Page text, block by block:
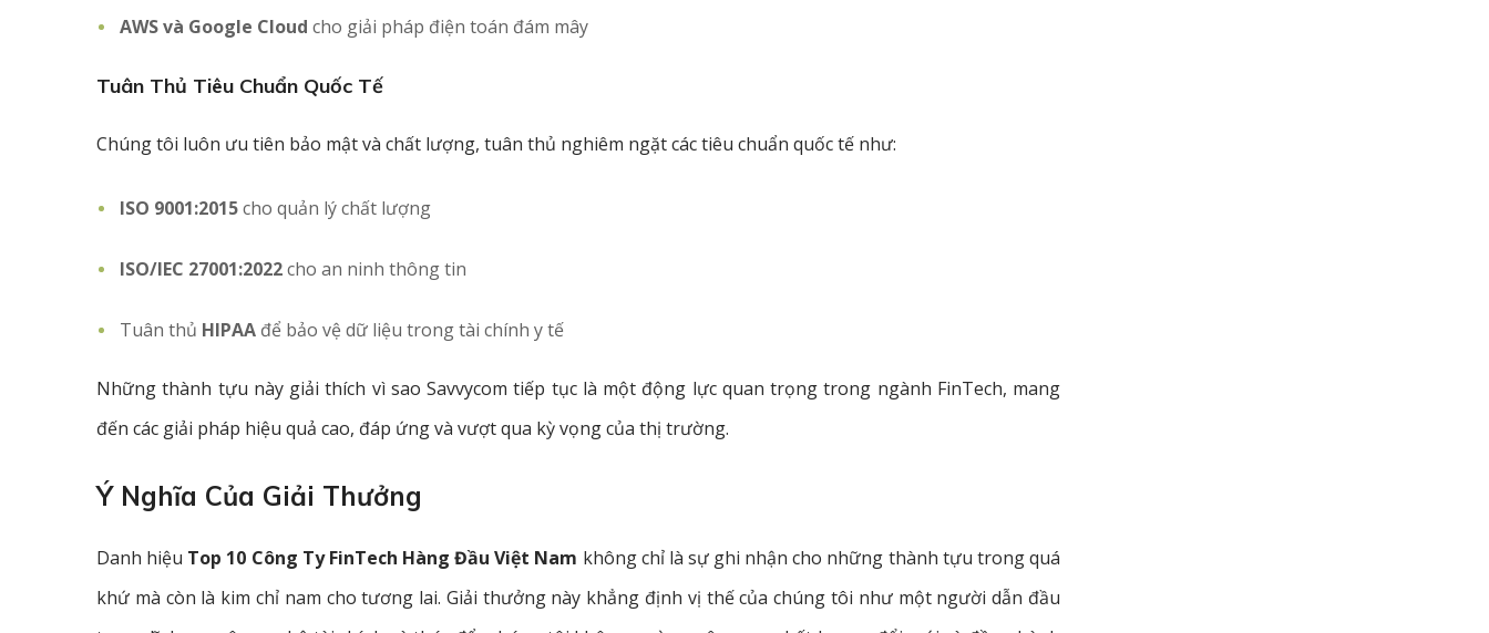
AWS và Google Cloud cho giải pháp điện toán đám mây
Tuân Thủ Tiêu Chuẩn Quốc Tế
Chúng tôi luôn ưu tiên bảo mật và chất lượng, tuân thủ nghiêm ngặt các tiêu chuẩn quốc tế như:
ISO 9001:2015cho quản lý chất lượng
ISO/IEC 27001:2022cho an ninh thông tin
Tuân thủ HIPAA để bảo vệ dữ liệu trong tài chính y tế
Những thành tựu này giải thích vì sao Savvycom tiếp tục là một động lực quan trọng trong ngành FinTech, mang
đến các giải pháp hiệu quả cao, đáp ứng và vượt qua kỳ vọng của thị trường.
Ý Nghĩa Của Giải Thưởng
Danh hiệu Top 10 Công Ty FinTech Hàng Đầu Việt Nam không chỉ là sự ghi nhận cho những thành tựu trong quá
khứ mà còn là kim chỉ nam cho tương lai. Giải thưởng này khẳng định vị thế của chúng tôi như một người dẫn đầu